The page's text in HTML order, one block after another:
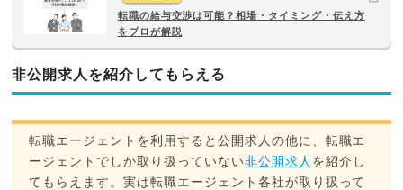
転職の給与交渉は可能？相場・タイミング・伝え方
をプロが解説
非公開求人を紹介してもらえる
転職エージェントを利用すると公開求人の他に、転職エ
ージェントでしか取り扱っていない非公開求人 を紹介し
てもらえます。実は転職エージェント各社が取り扱って